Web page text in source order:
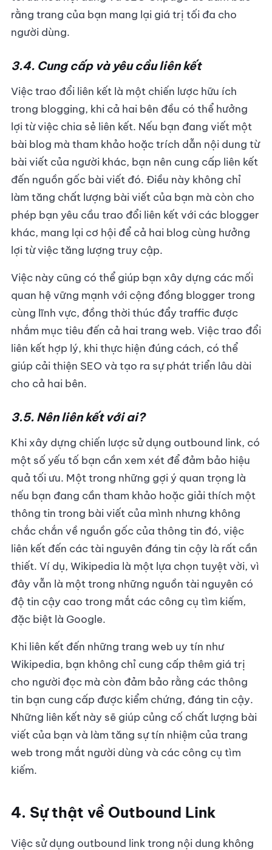
rằng trang của bạn mang lại giá trị tối đa cho
người dùng.
3.4. Cung cấp và yêu cầu liên kết
Việc trao đổi liên kết là một chiến lược hữu ích
trong blogging, khi cả hai bên đều có thể hưởng
lợi từ việc chia sẻ liên kết. Nếu bạn đang viết một
bài blog mà tham khảo hoặc trích dẫn nội dung từ
bài viết của người khác, bạn nên cung cấp liên kết
đến nguồn gốc bài viết đó. Điều này không chỉ
làm tăng chất lượng bài viết của bạn mà còn cho
phép bạn yêu cầu trao đổi liên kết với các blogger
khác, mang lại cơ hội để cả hai blog cùng hưởng
lợi từ việc tăng lượng truy cập.
Việc này cũng có thể giúp bạn xây dựng các mối
quan hệ vững mạnh với cộng đồng blogger trong
cùng lĩnh vực, đồng thời thúc đẩy traffic được
nhắm mục tiêu đến cả hai trang web. Việc trao đổi
liên kết hợp lý, khi thực hiện đúng cách, có thể
giúp cải thiện SEO và tạo ra sự phát triển lâu dài
cho cả hai bên.
3.5. Nên liên kết với ai?
Khi xây dựng chiến lược sử dụng outbound link, có
một số yếu tố bạn cần xem xét để đảm bảo hiệu
quả tối ưu. Một trong những gợi ý quan trọng là
nếu bạn đang cần tham khảo hoặc giải thích một
thông tin trong bài viết của mình nhưng không
chắc chắn về nguồn gốc của thông tin đó, việc
liên kết đến các tài nguyên đáng tin cậy là rất cần
thiết. Ví dụ, Wikipedia là một lựa chọn tuyệt vời, vì
đây vẫn là một trong những nguồn tài nguyên có
độ tin cậy cao trong mắt các công cụ tìm kiếm,
đặc biệt là Google.
Khi liên kết đến những trang web uy tín như
Wikipedia, bạn không chỉ cung cấp thêm giá trị
cho người đọc mà còn đảm bảo rằng các thông
tin bạn cung cấp được kiểm chứng, đáng tin cậy.
Những liên kết này sẽ giúp củng cố chất lượng bài
viết của bạn và làm tăng sự tín nhiệm của trang
web trong mắt người dùng và các công cụ tìm
kiếm.
4. Sự thật về Outbound Link
Việc sử dụng outbound link trong nội dung không